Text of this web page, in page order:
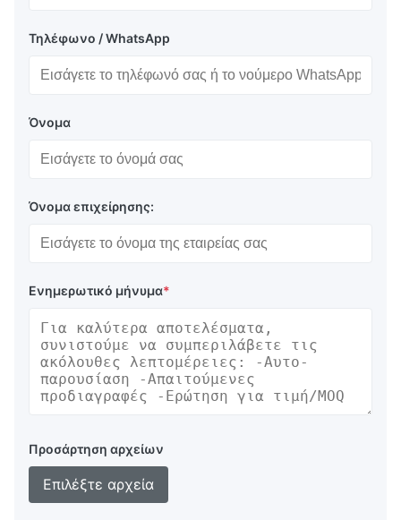
Τηλέφωνο / WhatsApp
Όνομα
Όνομα επιχείρησης:
Ενημερωτικό μήνυμα*
Προσάρτηση αρχείων
Επιλέξτε αρχεία